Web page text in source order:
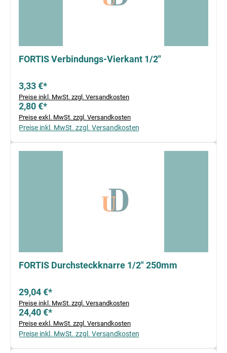
FORTIS Verbindungs-Vierkant 1/2"
3,33 €*
Preise inkl. MwSt. zzgl. Versandkosten
2,80 €*
Preise exkl. MwSt. zzgl. Versandkosten
Preise inkl. MwSt. zzgl. Versandkosten
FORTIS Durchsteckknarre 1/2" 250mm
29,04 €*
Preise inkl. MwSt. zzgl. Versandkosten
24,40 €*
Preise exkl. MwSt. zzgl. Versandkosten
Preise inkl. MwSt. zzgl. Versandkosten